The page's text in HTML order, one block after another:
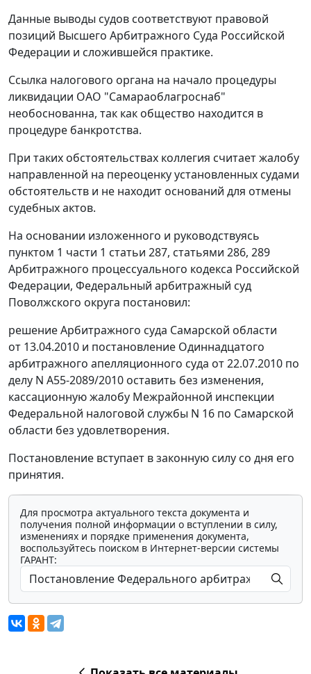
Данные выводы судов соответствуют правовой
позиций Высшего Арбитражного Суда Российской
Федерации и сложившейся практике.
Ссылка налогового органа на начало процедуры
ликвидации ОАО "Самараоблагроснаб"
необоснованна, так как общество находится в
процедуре банкротства.
При таких обстоятельствах коллегия считает жалобу
направленной на переоценку установленных судами
обстоятельств и не находит оснований для отмены
судебных актов.
На основании изложенного и руководствуясь
пунктом 1 части 1 статьи 287, статьями 286, 289
Арбитражного процессуального кодекса Российской
Федерации, Федеральный арбитражный суд
Поволжского округа постановил:
решение Арбитражного суда Самарской области
от 13.04.2010 и постановление Одиннадцатого
арбитражного апелляционного суда от 22.07.2010 по
делу N А55-2089/2010 оставить без изменения,
кассационную жалобу Межрайонной инспекции
Федеральной налоговой службы N 16 по Самарской
области без удовлетворения.
Постановление вступает в законную силу со дня его
принятия.
Для просмотра актуального текста документа и
получения полной информации о вступлении в силу,
изменениях и порядке применения документа,
воспользуйтесь поиском в Интернет-версии системы
ГАРАНТ: